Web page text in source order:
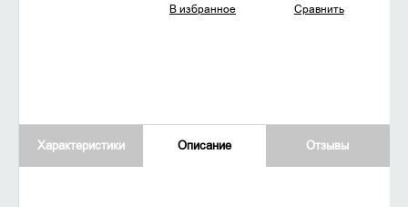
В избранное Сравнить
Характеристики Описание Отзывы